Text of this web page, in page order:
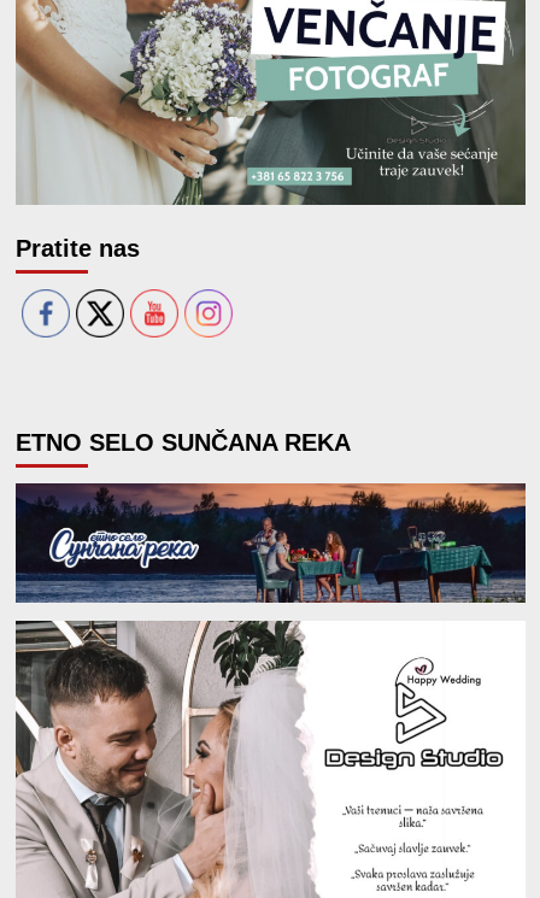
Pratite nas
ETNO SELO SUNČANA REKA